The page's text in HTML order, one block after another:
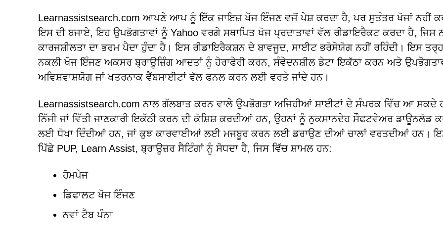
Learnassistsearch.com ਆਪਣੇ ਆਪ ਨੂੰ ਇੱਕ ਜਾਇਜ਼ ਖੋਜ ਇੰਜਣ ਵਜੋਂ ਪੇਸ਼ ਕਰਦਾ ਹੈ, ਪਰ ਸੁਤੰਤਰ ਖੋਜਾਂ ਨਹੀਂ
ਇਸ ਦੀ ਬਜਾਏ, ਇਹ ਉਪਭੋਗਤਾਵਾਂ ਨੂੰ Yahoo ਵਰਗੇ ਸਥਾਪਿਤ ਖੋਜ ਪ੍ਰਦਾਤਾਵਾਂ ਵੱਲ ਰੀਡਾਇਰੈਕਟ ਕਰਦਾ ਹੈ, ਜਿਸ
ਕਾਰਜਸ਼ੀਲਤਾ ਦਾ ਭਰਮ ਪੈਦਾ ਹੁੰਦਾ ਹੈ। ਇਸ ਰੀਡਾਇਰੈਕਸ਼ਨ ਦੇ ਬਾਵਜੂਦ, ਸਾਈਟ ਭਰੋਸੇਯੋਗ ਨਹੀਂ ਰਹਿੰਦੀ। ਇਸ
ਨਕਲੀ ਖੋਜ ਇੰਜਣ ਅਕਸਰ ਬ੍ਰਾਊਜ਼ਿੰਗ ਆਦਤਾਂ ਨੂੰ ਹੇਰਾਫੇਰੀ ਕਰਨ, ਸੰਵੇਦਨਸ਼ੀਲ ਡੇਟਾ ਇਕੱਠਾ ਕਰਨ ਅਤੇ
ਅਵਿਸ਼ਵਾਸ਼ਯੋਗ ਜਾਂ ਖਤਰਨਾਕ ਵੈੱਬਸਾਈਟਾਂ ਵੱਲ ਫਨਲ ਕਰਨ ਲਈ ਵਰਤੇ ਜਾਂਦੇ ਹਨ।
Learnassistsearch.com ਨਾਲ ਗੱਲਬਾਤ ਕਰਨ ਵਾਲੇ ਉਪਭੋਗਤਾ ਅਜਿਹੀਆਂ ਸਾਈਟਾਂ ਦੇ ਸੰਪਰਕ ਵਿੱਚ ਆ ਸਕਦੇ
ਨਿੱਜੀ ਜਾਂ ਵਿੱਤੀ ਜਾਣਕਾਰੀ ਇਕੱਠੀ ਕਰਨ ਦੀ ਕੋਸ਼ਿਸ਼ ਕਰਦੀਆਂ ਹਨ, ਉਹਨਾਂ ਨੂੰ ਨੁਕਸਾਨਦੇਹ ਸੌਫਟਵੇਅਰ ਡਾਊਨਲੋਡ
ਲਈ ਧੋਖਾ ਦਿੰਦੀਆਂ ਹਨ, ਜਾਂ ਕੁਝ ਕਾਰਵਾਈਆਂ ਲਈ ਮਜਬੂਰ ਕਰਨ ਲਈ ਡਰਾਉਣ ਦੀਆਂ ਚਾਲਾਂ ਵਰਤਦੀਆਂ ਹਨ।
ਪਿੱਛੇ PUP, Learn Assist, ਬ੍ਰਾਊਜ਼ਰ ਸੈਟਿੰਗਾਂ ਨੂੰ ਸੋਧਦਾ ਹੈ, ਜਿਸ ਵਿੱਚ ਸ਼ਾਮਲ ਹਨ:
ਹੋਮਪੇਜ
ਡਿਫਾਲਟ ਖੋਜ ਇੰਜਣ
ਨਵਾਂ ਟੈਬ ਪੰਨਾ